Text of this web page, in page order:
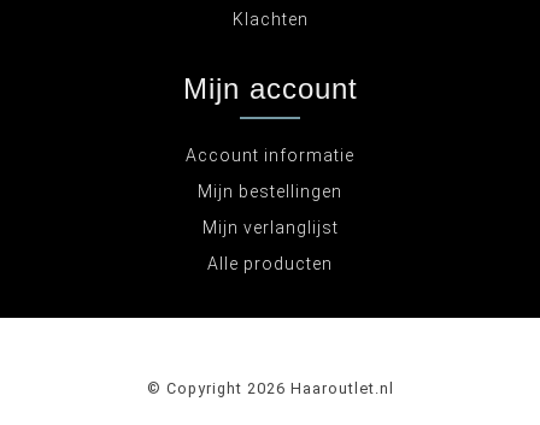
Klachten
Mijn account
Account informatie
Mijn bestellingen
Mijn verlanglijst
Alle producten
© Copyright 2026 Haaroutlet.nl